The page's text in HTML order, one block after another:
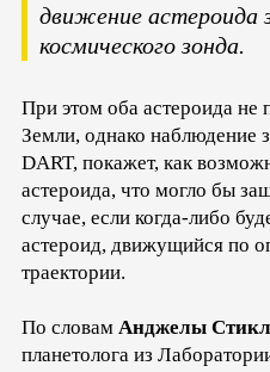
движение астероида
космического зонда.
При этом оба астероида не
Земли, однако наблюдение
DART, покажет, как
астероида, что могло бы
случае, если когда-либо
астероид, движущийся по
траектории.
По словам Анджелы Стикл
планетолога из